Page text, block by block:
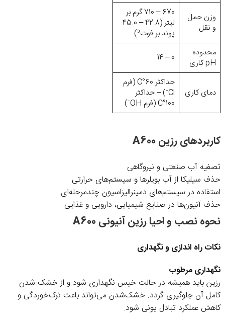
وزن حمل
و نقل
670 – 710 گرم بر
لیتر (42.8 – 45.0
پوند بر فوت³)
محدوده
pH کاری
0 – 14
دمای کاری
حداکثر 60°C (فرم
Cl⁻) – حداکثر
100°C (فرم OH⁻)
کاربردهای رزین A600
تصفیه آب صنعتی و نیروگاهی
حذف سیلیکا از آب بویلرها و سیستم‌های حرارتی
استفاده در سیستم‌های دمینرالیزاسیون چندمرحله‌ای
حذف آنیون‌ها در صنایع شیمیایی، دارویی و غذایی
نحوه نصب و احیا رزین آنیونی A600
نکات راه اندازی و نگهداری
نگهداری مرطوب
رزین باید همیشه در حالت خیس نگهداری شود و از خشک شدن
کامل آن جلوگیری گردد. خشک‌شدن می‌تواند باعث ترک‌خوردگی و
کاهش عملکرد تبادل یونی شود.